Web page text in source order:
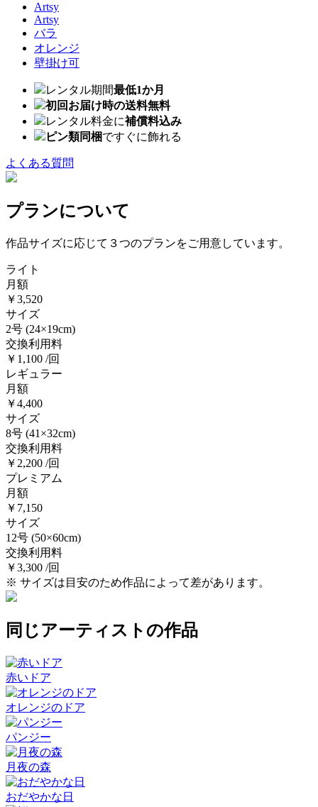
Artsy
Artsy
バラ
オレンジ
壁掛け可
レンタル期間最低1か月
初回お届け時の送料無料
レンタル料金に補償料込み
ピン類同梱ですぐに飾れる
よくある質問
プランについて
作品サイズに応じて３つのプランをご用意しています。
ライト
月額
￥3,520
サイズ
2号 (24×19cm)
交換利用料
￥1,100 /回
レギュラー
月額
￥4,400
サイズ
8号 (41×32cm)
交換利用料
￥2,200 /回
プレミアム
月額
￥7,150
サイズ
12号 (50×60cm)
交換利用料
￥3,300 /回
※ サイズは目安のため作品によって差があります。
同じアーティストの作品
赤いドア
オレンジのドア
パンジー
月夜の森
おだやかな日